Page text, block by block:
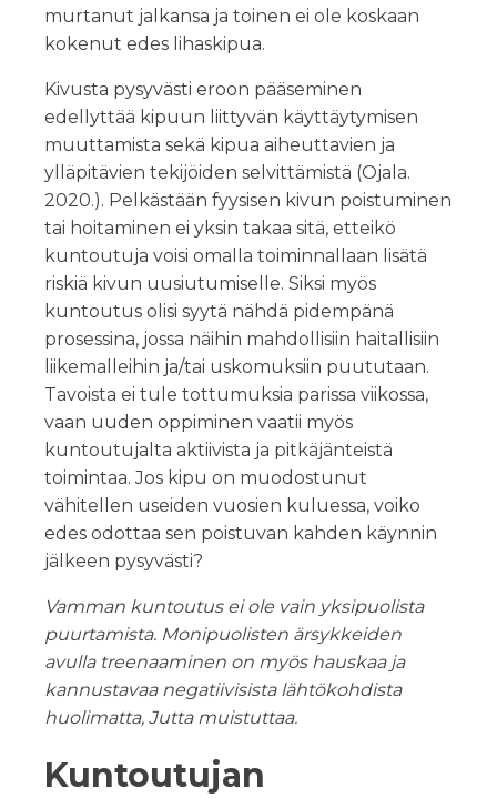
murtanut jalkansa ja toinen ei ole koskaan
kokenut edes lihaskipua.
Kivusta pysyvästi eroon pääseminen
edellyttää kipuun liittyvän käyttäytymisen
muuttamista sekä kipua aiheuttavien ja
ylläpitävien tekijöiden selvittämistä (Ojala.
2020.). Pelkästään fyysisen kivun poistuminen
tai hoitaminen ei yksin takaa sitä, etteikö
kuntoutuja voisi omalla toiminnallaan lisätä
riskiä kivun uusiutumiselle. Siksi myös
kuntoutus olisi syytä nähdä pidempänä
prosessina, jossa näihin mahdollisiin haitallisiin
liikemalleihin ja/tai uskomuksiin puututaan.
Tavoista ei tule tottumuksia parissa viikossa,
vaan uuden oppiminen vaatii myös
kuntoutujalta aktiivista ja pitkäjänteistä
toimintaa. Jos kipu on muodostunut
vähitellen useiden vuosien kuluessa, voiko
edes odottaa sen poistuvan kahden käynnin
jälkeen pysyvästi?
Vamman kuntoutus ei ole vain yksipuolista
puurtamista. Monipuolisten ärsykkeiden
avulla treenaaminen on myös hauskaa ja
kannustavaa negatiivisista lähtökohdista
huolimatta, Jutta muistuttaa.
Kuntoutujan